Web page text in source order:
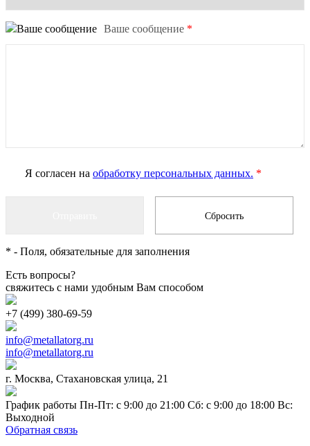
Ваше сообщение *
Я согласен на обработку персональных данных. *
* - Поля, обязательные для заполнения
Есть вопросы?
свяжитесь с нами удобным Вам способом
+7 (499) 380-69-59
info@metallatorg.ru
info@metallatorg.ru
г. Москва, Стахановская улица, 21
График работы Пн-Пт: с 9:00 до 21:00 Сб: с 9:00 до 18:00 Вс:
Выходной
Обратная связь